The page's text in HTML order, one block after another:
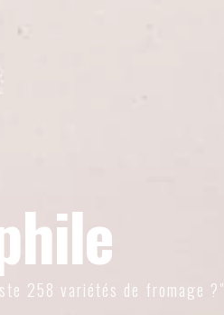
258 variétés de fromage ?"